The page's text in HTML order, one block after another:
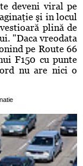
deveni viral pe
şi in locul
plină de
"Daca vreodata
pe Route 66
F150 cu punte
nu are nici o